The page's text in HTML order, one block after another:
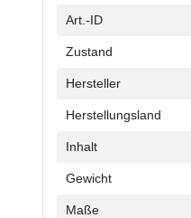
Technisches
Wert
Art.-ID
Zustand
Hersteller
Herstellungsland
Inhalt
Gewicht
Maße